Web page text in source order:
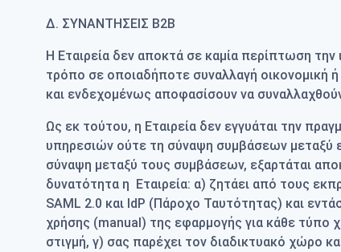
Δ. ΣΥΝΑΝΤΗΣΕΙΣ Β2Β
Η Εταιρεία δεν αποκτά σε καμία περίπτωση
τρόπο σε οποιαδήποτε συναλλαγή οικονομική
και ενδεχομένως αποφασίσουν να
Ως εκ τούτου, η Εταιρεία δεν εγγυάται την
υπηρεσιών ούτε τη σύναψη συμβάσεων μεταξύ
σύναψη μεταξύ τους συμβάσεων, εξαρτάται
δυνατότητα η Εταιρεία: α) ζητάει από τους
SAML 2.0 και IdP (Πάροχο Ταυτότητας) και
χρήσης (manual) της εφαρμογής για κάθε τύπο
στιγμή, γ) σας παρέχει τον διαδικτυακό χώρο